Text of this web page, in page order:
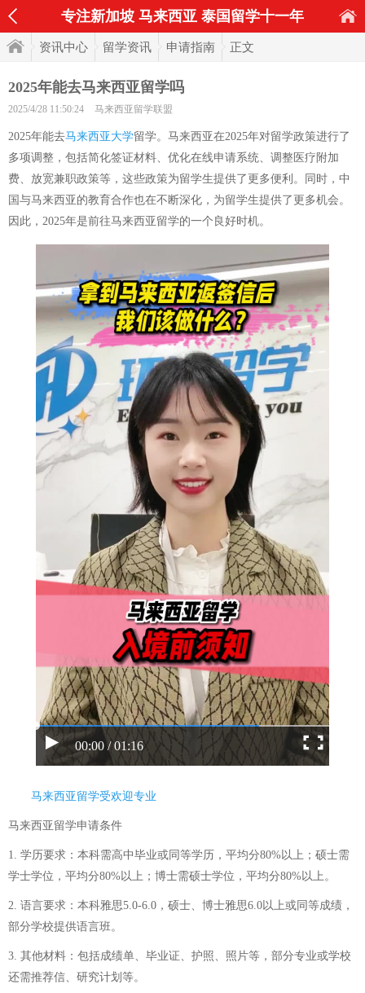
专注新加坡 马来西亚 泰国留学十一年
资讯中心 留学资讯 申请指南 正文
2025年能去马来西亚留学吗
2025/4/28 11:50:24 马来西亚留学联盟
2025年能去马来西亚大学留学。马来西亚在2025年对留学政策进行了
多项调整，包括简化签证材料、优化在线申请系统、调整医疗附加
费、放宽兼职政策等，这些政策为留学生提供了更多便利。同时，中
国与马来西亚的教育合作也在不断深化，为留学生提供了更多机会。
因此，2025年是前往马来西亚留学的一个良好时机。
00:00 / 01:16
马来西亚留学受欢迎专业
马来西亚留学申请条件
1. 学历要求：本科需高中毕业或同等学历，平均分80%以上；硕士需
学士学位，平均分80%以上；博士需硕士学位，平均分80%以上。
2. 语言要求：本科雅思5.0-6.0，硕士、博士雅思6.0以上或同等成绩，
部分学校提供语言班。
3. 其他材料：包括成绩单、毕业证、护照、照片等，部分专业或学校
还需推荐信、研究计划等。